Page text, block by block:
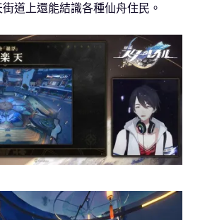
道上還能結識各種仙舟住民。